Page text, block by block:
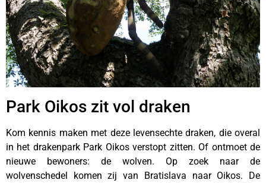
Park Oikos zit vol draken
Kom kennis maken met deze levensechte draken, die overal
in het drakenpark Park Oikos verstopt zitten. Of ontmoet de
nieuwe bewoners: de wolven. Op zoek naar de
wolvenschedel komen zij van Bratislava naar Oikos. De